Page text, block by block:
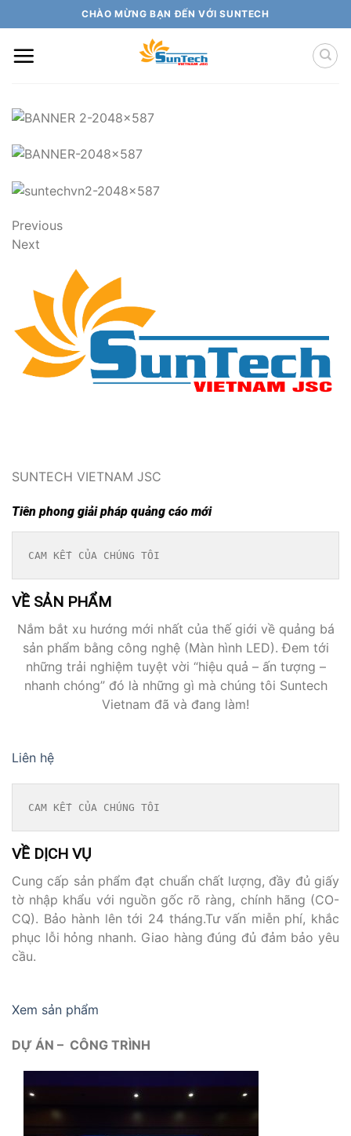
to
content
CHÀO MỪNG BẠN ĐẾN VỚI SUNTECH
Previous
Next
SUNTECH VIETNAM JSC
Tiên phong giải pháp quảng cáo mới
CAM KẾT CỦA CHÚNG TÔI
VỀ SẢN PHẨM
Nắm bắt xu hướng mới nhất của thế giới về quảng bá
sản phẩm bằng công nghệ (Màn hình LED). Đem tới
những trải nghiệm tuyệt vời “hiệu quả – ấn tượng –
nhanh chóng” đó là những gì mà chúng tôi Suntech
Vietnam đã và đang làm!
Liên hệ
CAM KẾT CỦA CHÚNG TÔI
VỀ DỊCH VỤ
Cung cấp sản phẩm đạt chuẩn chất lượng, đầy đủ giấy
tờ nhập khẩu với nguồn gốc rõ ràng, chính hãng (CO-
CQ). Bảo hành lên tới 24 tháng.Tư vấn miễn phí, khắc
phục lỗi hỏng nhanh. Giao hàng đúng đủ đảm bảo yêu
cầu.
Xem sản phẩm
DỰ ÁN – CÔNG TRÌNH